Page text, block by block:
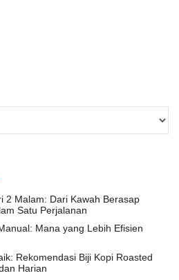
2 Malam: Dari Kawah Berasap
Satu Perjalanan
Mana yang Lebih Efisien
Rekomendasi Biji Kopi Roasted
Harian